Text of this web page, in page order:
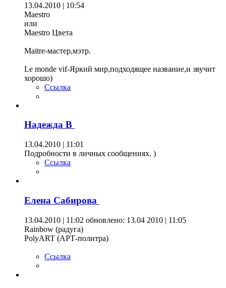
13.04.2010 | 10:54
Maestro
или
Maestro Цвета
Maitre-мастер,мэтр.
Le monde vif-Яркий мир,подходящее название,и звучит
хорошо)
Ссылка
Надежда В
13.04.2010 | 11:01
Подробности в личных сообщениях. )
Ссылка
Елена Сабирова
13.04.2010 | 11:02 обновлено: 13.04 2010 | 11:05
Rainbow (радуга)
PolyART (АРТ-политра)
Ссылка